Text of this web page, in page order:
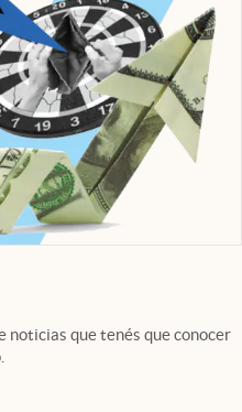
noticias que tenés que conocer